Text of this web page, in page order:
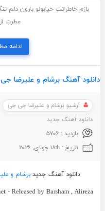
بازم خاطراتت خیابونو بارون دلم
عطرت
ادامه
دانلود آهنگ برشام و علیرضا
آرشیو برشام و علیرضا جی جی
دانلود آهنگ جدید
بازدید : ۵۷۰۶
تاریخ : ۱۸th جولای, ۲۰۲۶
دانلود آهنگ جدیدبرشام و
- Released by Barsham , Alireza